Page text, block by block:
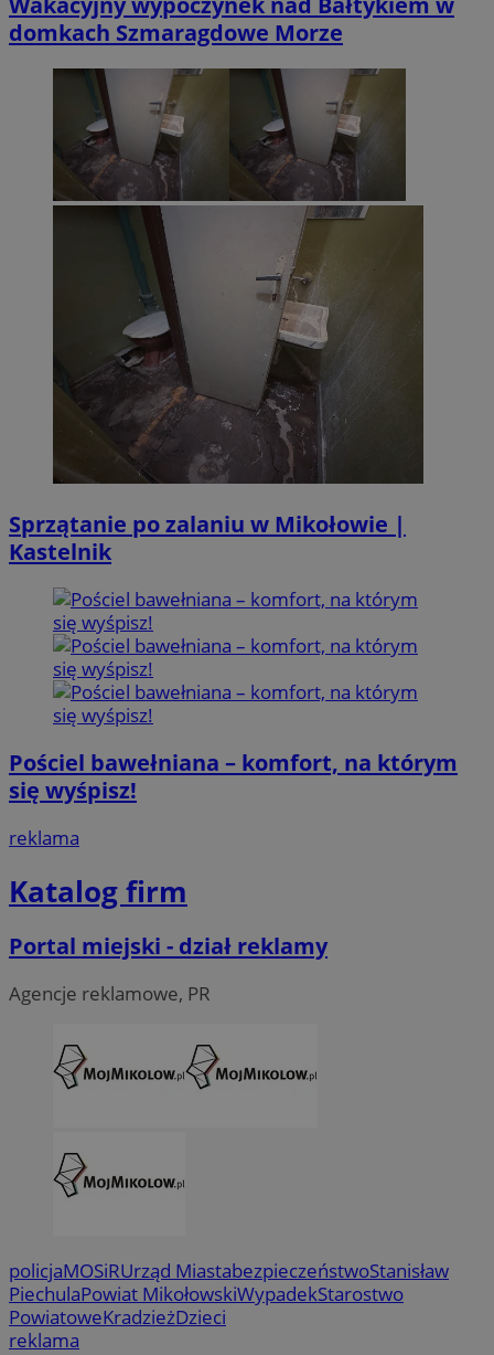
domkach Szmaragdowe Morze
Sprzątanie po zalaniu w Mikołowie |
Kastelnik
Pościel bawełniana – komfort, na którym
się wyśpisz!
reklama
Katalog firm
Portal miejski - dział reklamy
Agencje reklamowe, PR
policjaMOSiRUrząd MiastabezpieczeństwoStanisław
PiechulaPowiat MikołowskiWypadekStarostwo
PowiatoweKradzieżDzieci
reklama